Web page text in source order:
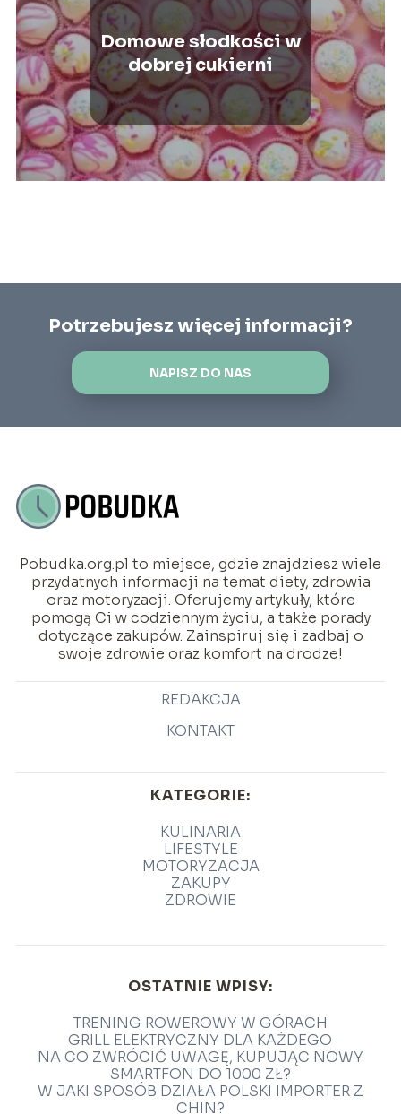
Domowe słodkości w
dobrej cukierni
Potrzebujesz więcej informacji?
NAPISZ DO NAS
Pobudka.org.pl to miejsce, gdzie znajdziesz wiele
przydatnych informacji na temat diety, zdrowia
oraz motoryzacji. Oferujemy artykuły, które
pomogą Ci w codziennym życiu, a także porady
dotyczące zakupów. Zainspiruj się i zadbaj o
swoje zdrowie oraz komfort na drodze!
REDAKCJA
KONTAKT
KATEGORIE:
KULINARIA
LIFESTYLE
MOTORYZACJA
ZAKUPY
ZDROWIE
OSTATNIE WPISY:
TRENING ROWEROWY W GÓRACH
GRILL ELEKTRYCZNY DLA KAŻDEGO
NA CO ZWRÓCIĆ UWAGĘ, KUPUJĄC NOWY
SMARTFON DO 1000 ZŁ?
W JAKI SPOSÓB DZIAŁA POLSKI IMPORTER Z
CHIN?